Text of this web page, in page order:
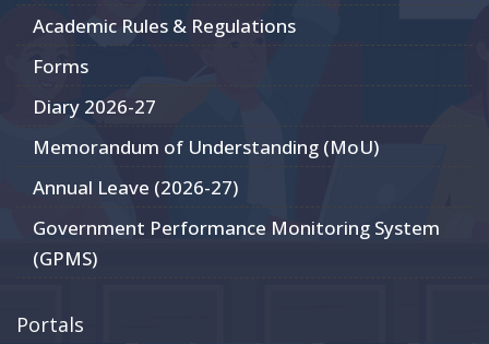
Academic Rules & Regulations
Forms
Diary 2026-27
Memorandum of Understanding (MoU)
Annual Leave (2026-27)
Government Performance Monitoring System
(GPMS)
Portals